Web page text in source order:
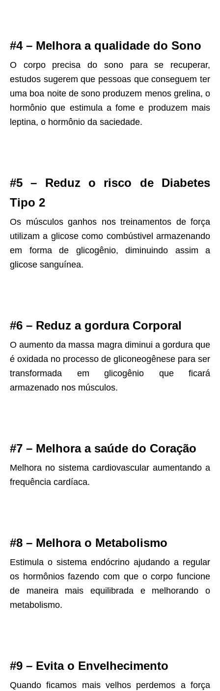
#4 – Melhora a qualidade do Sono
O corpo precisa do sono para se recuperar,
estudos sugerem que pessoas que conseguem ter
uma boa noite de sono produzem menos grelina, o
hormônio que estimula a fome e produzem mais
leptina, o hormônio da saciedade.
#5 – Reduz o risco de Diabetes
Tipo 2
Os músculos ganhos nos treinamentos de força
utilizam a glicose como combústivel armazenando
em forma de glicogênio, diminuindo assim a
glicose sanguínea.
#6 – Reduz a gordura Corporal
O aumento da massa magra diminui a gordura que
é oxidada no processo de gliconeogênese para ser
transformada em glicogênio que ficará
armazenado nos músculos.
#7 – Melhora a saúde do Coração
Melhora no sistema cardiovascular aumentando a
frequência cardíaca.
#8 – Melhora o Metabolismo
Estimula o sistema endócrino ajudando a regular
os hormônios fazendo com que o corpo funcione
de maneira mais equilibrada e melhorando o
metabolismo.
#9 – Evita o Envelhecimento
Quando ficamos mais velhos perdemos a força